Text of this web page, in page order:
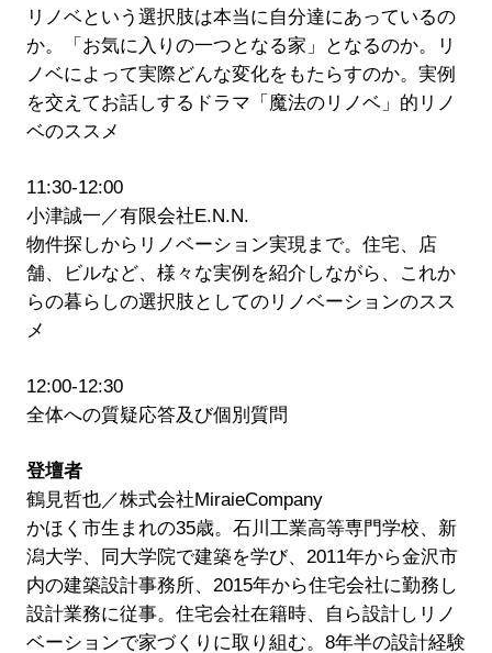
リノベという選択肢は本当に自分達にあっているの
か。「お気に入りの一つとなる家」となるのか。リ
ノベによって実際どんな変化をもたらすのか。実例
を交えてお話しするドラマ「魔法のリノベ」的リノ
ベのススメ
11:30-12:00
小津誠一／有限会社E.N.N.
物件探しからリノベーション実現まで。住宅、店
舗、ビルなど、様々な実例を紹介しながら、これか
らの暮らしの選択肢としてのリノベーションのスス
メ
12:00-12:30
全体への質疑応答及び個別質問
登壇者
鶴見哲也／株式会社MiraieCompany
かほく市生まれの35歳。石川工業高等専門学校、新
潟大学、同大学院で建築を学び、2011年から金沢市
内の建築設計事務所、2015年から住宅会社に勤務し
設計業務に従事。住宅会社在籍時、自ら設計しリノ
ベーションで家づくりに取り組む。8年半の設計経験